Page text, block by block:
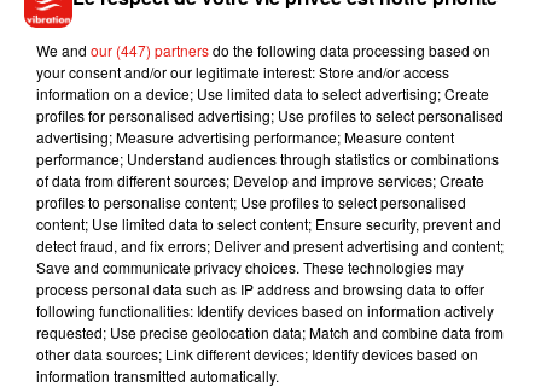
5 août 2026
Becky G sur son nouveau single
4 août 2026
Tiny Desk invite Charlie Puth pour une
live session solaire
Ariana Grande prendra une pause après
sa tournée mondiale
We and our (447) partnersdo the following data processing based on
your consent and/or our legitimate interest: Store and/or access
information on a device; Use limited data to select advertising; Create
profiles for personalised advertising; Use profiles to select personalised
advertising; Measure advertising performance; Measure content
performance; Understand audiences through statistics or combinations
of data from different sources; Develop and improve services; Create
profiles to personalise content; Use profiles to select personalised
content; Use limited data to select content; Ensure security, prevent and
detect fraud, and fix errors; Deliver and present advertising and content;
Save and communicate privacy choices. These technologies may
process personal data such as IP address and browsing data to offer
following functionalities: Identify devices based on information actively
requested; Use precise geolocation data; Match and combine data from
other data sources; Link different devices; Identify devices based on
information transmitted automatically.